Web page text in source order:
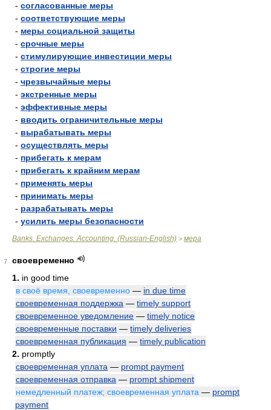
- согласованные меры
- соответствующие меры
- меры социальной защиты
- срочные меры
- стимулирующие инвестиции меры
- строгие меры
- чрезвычайные меры
- экстренные меры
- эффективные меры
- вводить ограничительные меры
- вырабатывать меры
- осуществлять меры
- прибегать к мерам
- прибегать к крайним мерам
- применять меры
- принимать меры
- разрабатывать меры
- усилить меры безопасности
Banks. Exchanges. Accounting. (Russian-English) > мера
7
своевременно
1. in good time
в своё время, своевременно — in due time
своевременная поддержка — timely support
своевременное уведомление — timely notice
своевременные поставки — timely deliveries
своевременная публикация — timely publication
2. promptly
своевременная уплата — prompt payment
своевременная отправка — prompt shipment
немедленный платеж; своевременная уплата — prompt
payment